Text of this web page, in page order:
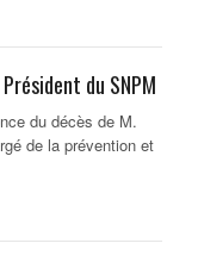
du SNPM
du décès de M.
de la prévention et